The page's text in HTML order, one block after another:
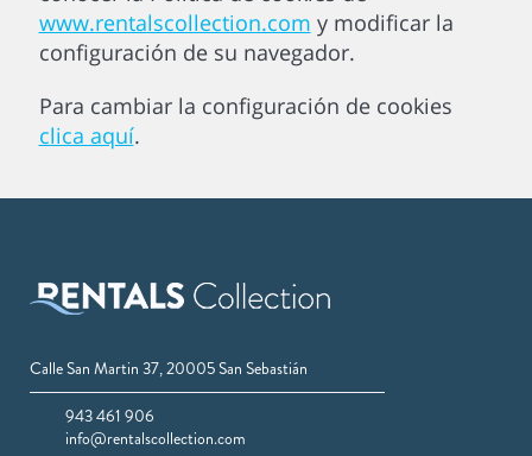
www.rentalscollection.com y modificar la
configuración de su navegador.
Para cambiar la configuración de cookies
clica aquí.
Calle San Martin 37, 20005 San Sebastián
943 461 906
info@rentalscollection.com